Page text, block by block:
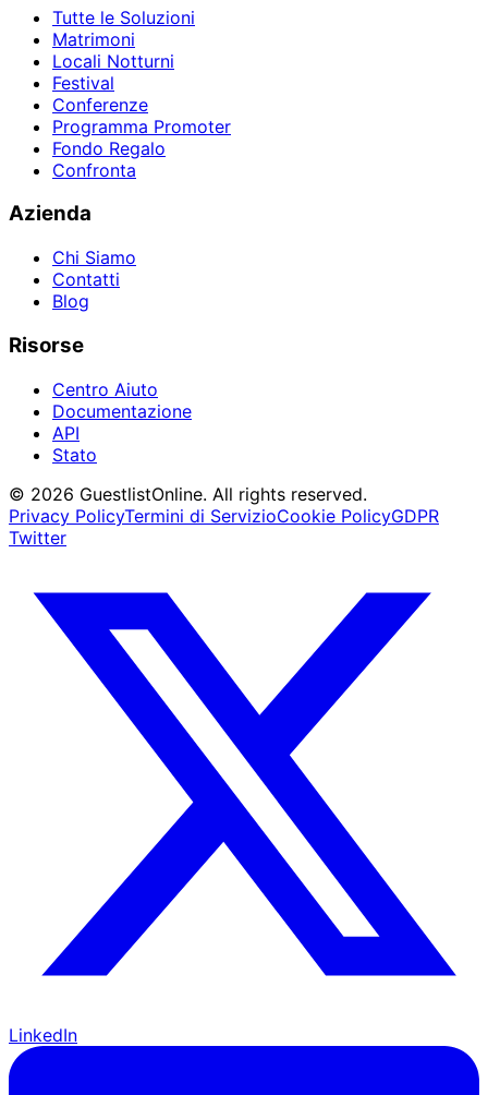
Tutte le Soluzioni
Matrimoni
Locali Notturni
Festival
Conferenze
Programma Promoter
Fondo Regalo
Confronta
Azienda
Chi Siamo
Contatti
Blog
Risorse
Centro Aiuto
Documentazione
API
Stato
© 2026 GuestlistOnline. All rights reserved.
Privacy PolicyTermini di ServizioCookie PolicyGDPR
Twitter
LinkedIn